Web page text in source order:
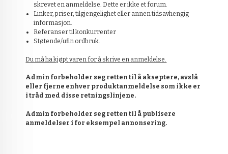
skrevet en anmeldelse. Dette er ikke et forum.
Linker, priser, tilgjengelighet eller annen tidsavhengig
informasjon.
Referanser til konkurrenter
Støtende/ufin ordbruk.
Du må ha kjøpt varen for å skrive en anmeldelse.
Admin forbeholder seg retten til å akseptere, avslå
eller fjerne enhver produktanmeldelse som ikke er
i tråd med disse retningslinjene.
Admin forbeholder seg retten til å publisere
anmeldelser i for eksempel annonsering.